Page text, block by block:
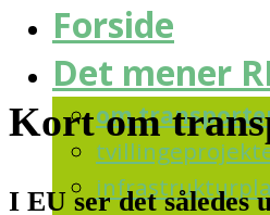
Forside
Det mener
om
Kort om
I EU ser det således